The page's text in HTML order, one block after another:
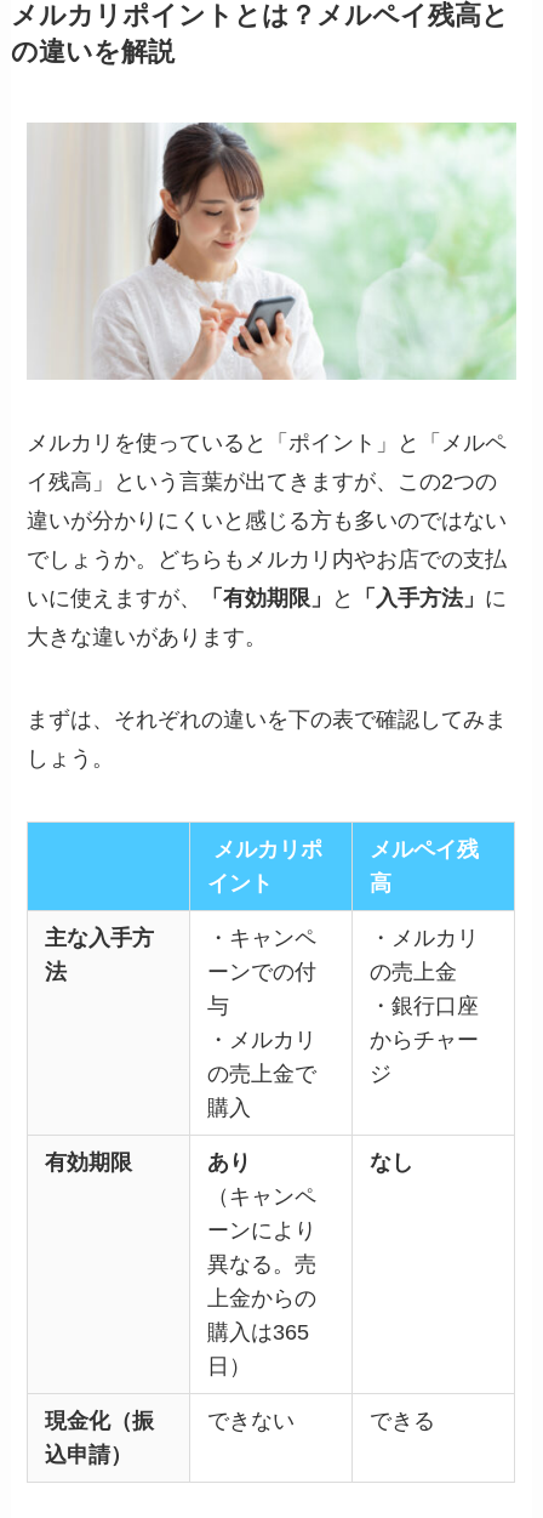
メルカリポイントとは？メルペイ残高と
の違いを解説
メルカリを使っていると「ポイント」と「メルペ
イ残高」という言葉が出てきますが、この2つの
違いが分かりにくいと感じる方も多いのではない
でしょうか。どちらもメルカリ内やお店での支払
いに使えますが、
「有効期限」 と 「入手方法」 に
大きな違いがあります。
まずは、それぞれの違いを下の表で確認してみま
しょう。
メルカリポ
イント
メルペイ残
高
主な入手方
法
・キャンペ
ーンでの付
与
・メルカリ
の売上金で
購入
・メルカリ
の売上金
・銀行口座
からチャー
ジ
有効期限
あり
（キャンペ
ーンにより
異なる。売
上金からの
購入は365
日）
なし
現金化（振
込申請）
できない できる